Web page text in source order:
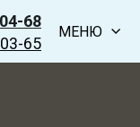
68
65
МЕНЮ